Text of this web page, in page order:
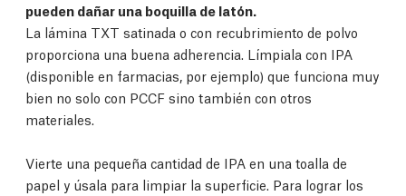
pueden dañar una boquilla de latón.
La lámina TXT satinada o con recubrimiento de polvo
proporciona una buena adherencia. Límpiala con IPA
(disponible en farmacias, por ejemplo) que funciona muy
bien no solo con PCCF sino también con otros
materiales.
Vierte una pequeña cantidad de IPA en una toalla de
papel y úsala para limpiar la superficie. Para lograr los